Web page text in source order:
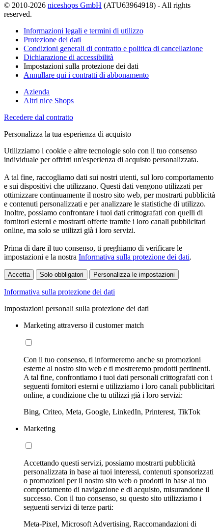
© 2010-2026 niceshops GmbH (ATU63964918) - All rights
reserved.
Informazioni legali e termini di utilizzo
Protezione dei dati
Condizioni generali di contratto e politica di cancellazione
Dichiarazione di accessibilità
Impostazioni sulla protezione dei dati
Annullare qui i contratti di abbonamento
Azienda
Altri nice Shops
Recedere dal contratto
Personalizza la tua esperienza di acquisto
Utilizziamo i cookie e altre tecnologie solo con il tuo consenso
individuale per offrirti un'esperienza di acquisto personalizzata.
A tal fine, raccogliamo dati sui nostri utenti, sul loro comportamento
e sui dispositivi che utilizzano. Questi dati vengono utilizzati per
ottimizzare continuamente il nostro sito web, per mostrarti pubblicità
e contenuti personalizzati e per analizzare le statistiche di utilizzo.
Inoltre, possiamo confrontare i tuoi dati crittografati con quelli di
fornitori esterni e mostrarti offerte tramite i loro canali pubblicitari
online, ma solo se utilizzi già i loro servizi.
Prima di dare il tuo consenso, ti preghiamo di verificare le
impostazioni e la nostra Informativa sulla protezione dei dati.
Accetta Solo obbligatori Personalizza le impostazioni
Informativa sulla protezione dei dati
Impostazioni personali sulla protezione dei dati
Marketing attraverso il customer match
Con il tuo consenso, ti informeremo anche su promozioni
esterne al nostro sito web e ti mostreremo prodotti pertinenti.
A tal fine, confrontiamo i tuoi dati personali crittografati con i
seguenti fornitori esterni e utilizziamo i loro canali pubblicitari
online, a condizione che tu utilizzi già i loro servizi:
Bing, Criteo, Meta, Google, LinkedIn, Printerest, TikTok
Marketing
Accettando questi servizi, possiamo mostrarti pubblicità
personalizzata in base ai tuoi interessi, contenuti sponsorizzati
o promozioni per il nostro sito web o prodotti in base al tuo
comportamento di navigazione e di acquisto, misurandone il
successo. Con il tuo consenso, su questo sito utilizziamo i
seguenti servizi di terze parti:
Meta-Pixel, Microsoft Advertising, Raccomandazioni di